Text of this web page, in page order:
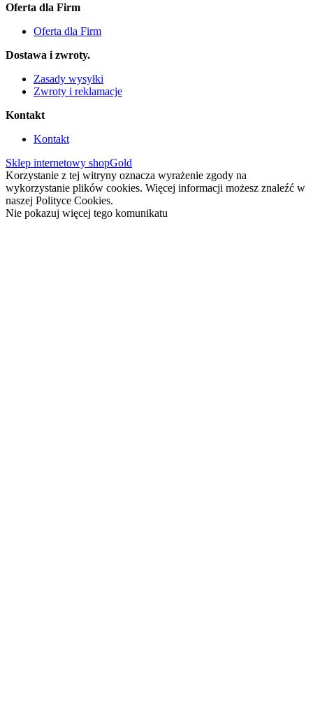
Oferta dla Firm
Oferta dla Firm
Dostawa i zwroty.
Zasady wysyłki
Zwroty i reklamacje
Kontakt
Kontakt
Sklep internetowy shopGold
Korzystanie z tej witryny oznacza wyrażenie zgody na
wykorzystanie plików cookies. Więcej informacji możesz znaleźć w
naszej Polityce Cookies.
Nie pokazuj więcej tego komunikatu